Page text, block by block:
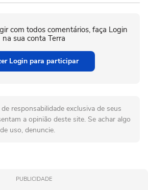
com todos comentários, faça Login
na sua conta Terra
Login para participar
responsabilidade exclusiva de seus
a opinião deste site. Se achar algo
uso, denuncie.
PUBLICIDADE